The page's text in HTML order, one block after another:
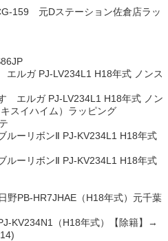
元Dステーション佐倉店ラッ
ルガ PJ-LV234L1 H18年式 ノンス
エルガ PJ-LV234L1 H18年式 ノン
スイハイム）ラッピング
ーリボンⅡ PJ-KV234L1 H18年式
ーリボンⅡ PJ-KV234L1 H18年式
PB-HR7JHAE（H18年式）元千葉
KV234N1（H18年式）【除籍】→